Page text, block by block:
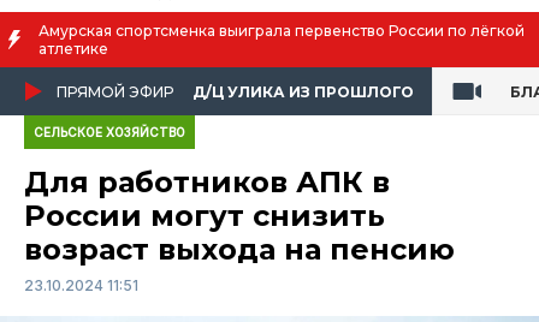
Амурская спортсменка выиграла первенство России по лёгкой
атлетике
ПРЯМОЙ ЭФИР Д/Ц УЛИКА ИЗ ПРОШЛОГО
СЕЛЬСКОЕ ХОЗЯЙСТВО
Для работников АПК в
России могут снизить
возраст выхода на пенсию
23.10.2024 11:51